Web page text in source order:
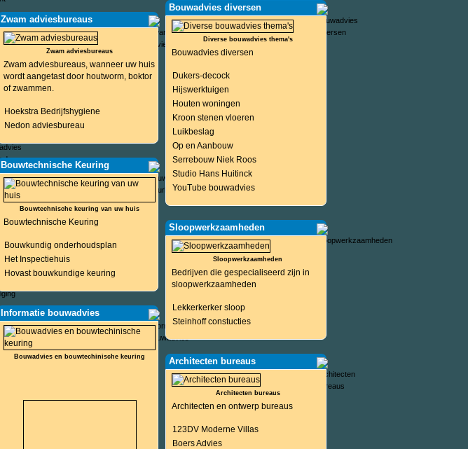
Zwam adviesbureaus
Zwam adviesbureaus
Zwam adviesbureaus, wanneer uw huis
wordt aangetast door houtworm, boktor
of zwammen.
Hoekstra Bedrijfshygiene
Nedon adviesbureau
Bouwtechnische Keuring
Bouwtechnische keuring van uw huis
Bouwtechnische Keuring
Bouwkundig onderhoudsplan
Het Inspectiehuis
Hovast bouwkundige keuring
Informatie bouwadvies
Bouwadvies en bouwtechinische keuring
Bouwadvies diversen
Diverse bouwadvies thema's
Bouwadvies diversen
Dukers-decock
Hijswerktuigen
Houten woningen
Kroon stenen vloeren
Luikbeslag
Op en Aanbouw
Serrebouw Niek Roos
Studio Hans Huitinck
YouTube bouwadvies
Sloopwerkzaamheden
Sloopwerkzaamheden
Bedrijven die gespecialiseerd zijn in
sloopwerkzaamheden
Lekkerkerker sloop
Steinhoff constucties
Architecten bureaus
Architecten bureaus
Architecten en ontwerp bureaus
123DV Moderne Villas
Boers Advies